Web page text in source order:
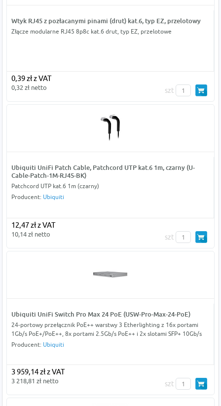
Wtyk RJ45 z pozłacanymi pinami (drut) kat.6, typ EZ, przelotowy
Złącze modularne RJ45 8p8c kat.6 drut, typ EZ, przelotowe
0,39 zł z VAT
0,32 zł netto szt
Ubiquiti UniFi Patch Cable, Patchcord UTP kat.6 1m, czarny (U-
Cable-Patch-1M-RJ45-BK)
Patchcord UTP kat.6 1m (czarny)
Producent: Ubiquiti
12,47 zł z VAT
10,14 zł netto szt
Ubiquiti UniFi Switch Pro Max 24 PoE (USW-Pro-Max-24-PoE)
24-portowy przełącznik PoE++ warstwy 3 Etherlighting z 16x portami
1Gb/s PoE+/PoE++, 8x portami 2.5Gb/s PoE++ i 2x slotami SFP+ 10Gb/s
Producent: Ubiquiti
3 959,14 zł z VAT
3 218,81 zł netto szt